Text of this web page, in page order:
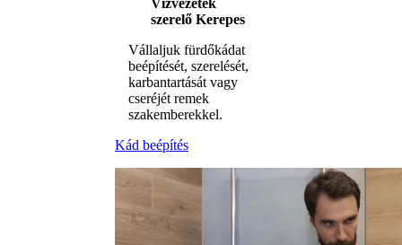
Vízvezeték
szerelő Kerepes
Vállaljuk fürdőkádat
beépítését, szerelését,
karbantartását vagy
cseréjét remek
szakemberekkel.
Kád beépítés